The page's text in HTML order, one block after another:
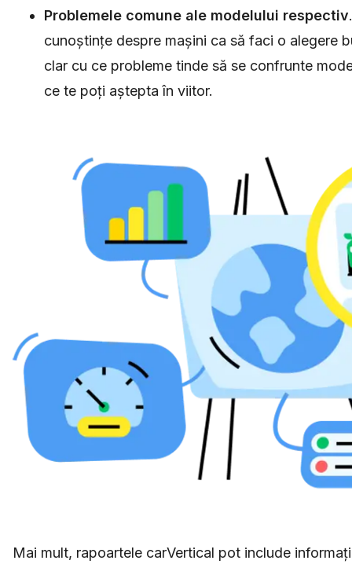
Problemele comune ale modelului respectiv
cunoștințe despre mașini ca să faci o alegere
clar cu ce probleme tinde să se confrunte
ce te poți aștepta în viitor.
Mai mult, rapoartele carVertical pot include